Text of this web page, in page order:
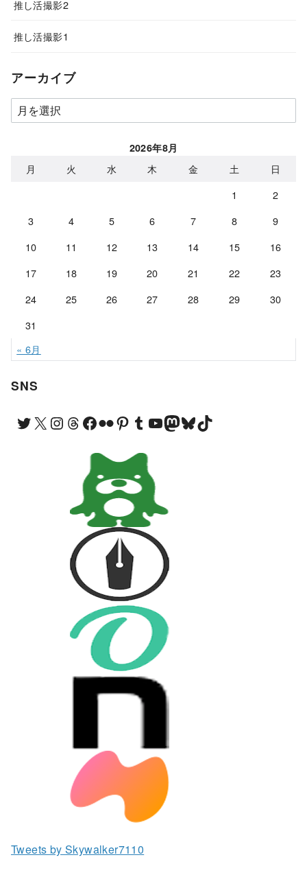
推し活撮影2
推し活撮影1
アーカイブ
ア
ー
2026年8月
月 火 水 木 金 土
日
1
2
3
4 5 6 7 8
9
10
11 12 13 14 15
16
17
18 19 20 21 22
23
24
25 26 27 28 29
30
31
« 6月
SNS
Twitter X Instagram Threads Facebook Flickr Pinterest Tumblr YouTube Mastodon Bluesky TikTok
Tweets by Skywalker7110